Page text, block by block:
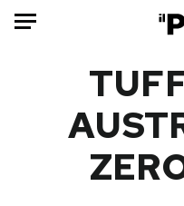
Mondo